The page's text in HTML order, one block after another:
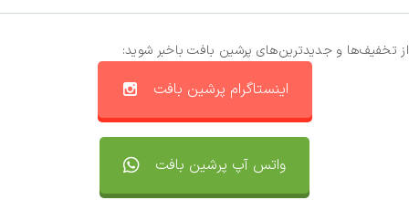
از تخفیف‌ها و جدیدترین‌های پرشین بافت باخبر شوید:
اینستاگرام پرشین بافت
واتس آپ پرشین بافت